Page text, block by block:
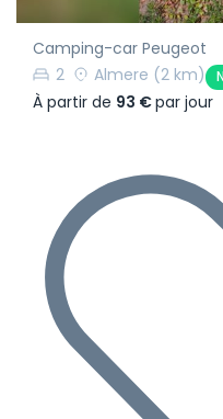
Camping-car Peugeot
2
Almere (2 km)
À partir de 93 €par jour